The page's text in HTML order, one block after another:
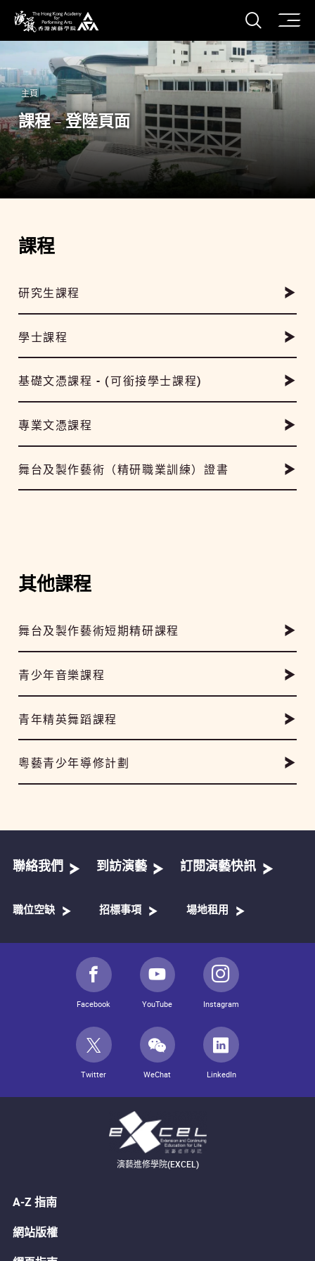
香港演藝學院
打開
主頁
課程 - 登陸頁面
課程
研究生課程
學士課程
基礎文憑課程 - (可銜接學士課程)
專業文憑課程
舞台及製作藝術（精研職業訓練）證書
其他課程
舞台及製作藝術短期精研課程
青少年音樂課程
青年精英舞蹈課程
粵藝青少年導修計劃
聯絡我們 到訪演藝 訂閱演藝快訊
職位空缺 招標事項 場地租用
Facebook YouTube Instagram
Twitter WeChat LinkedIn
演藝進修學院(EXCEL)
A-Z 指南
網站版權